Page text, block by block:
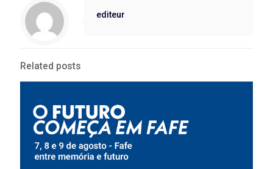
editeur
Related posts